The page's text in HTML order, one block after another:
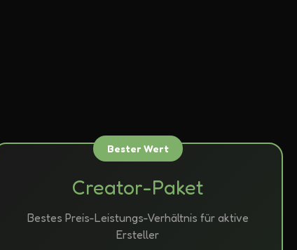
Bester Wert
Creator-Paket
Bestes Preis-Leistungs-Verhältnis für aktive
Ersteller